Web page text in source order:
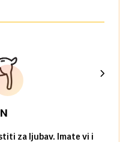
za ljubav. Imate vi i